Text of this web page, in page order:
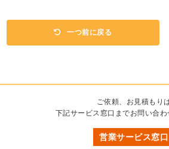
一つ前に戻る
ご依頼、お見積もり
下記サービス窓口までお問い合わ
営業サービス窓口